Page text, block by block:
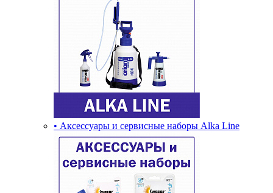
• Аксессуары и сервисные наборы Alka Line